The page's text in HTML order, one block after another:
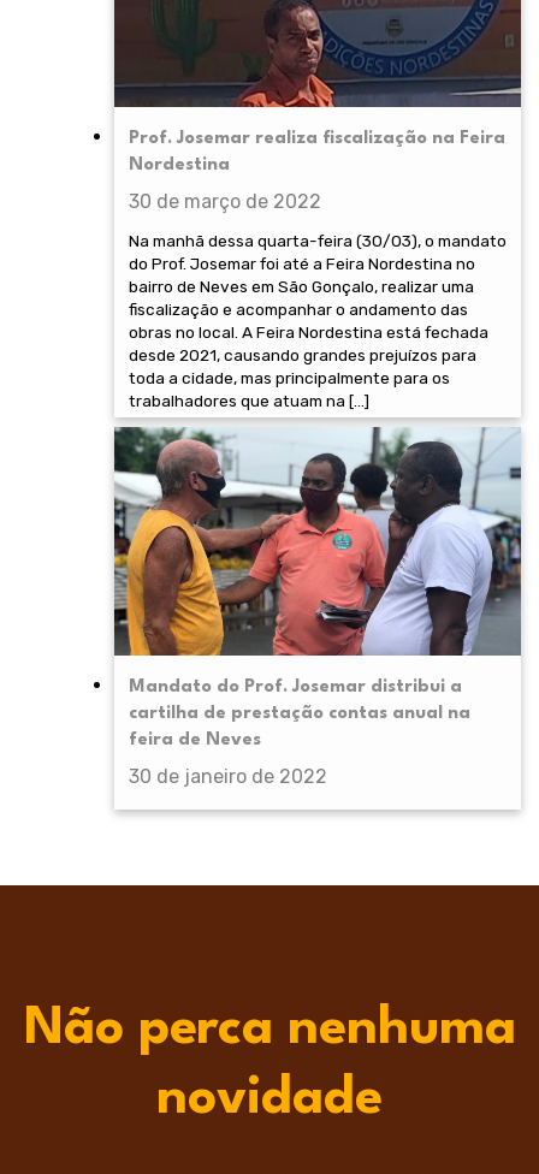
Prof. Josemar realiza fiscalização na Feira
Nordestina
30 de março de 2022
Na manhã dessa quarta-feira (30/03), o mandato
do Prof. Josemar foi até a Feira Nordestina no
bairro de Neves em São Gonçalo, realizar uma
fiscalização e acompanhar o andamento das
obras no local. A Feira Nordestina está fechada
desde 2021, causando grandes prejuízos para
toda a cidade, mas principalmente para os
trabalhadores que atuam na […]
Mandato do Prof. Josemar distribui a
cartilha de prestação contas anual na
feira de Neves
30 de janeiro de 2022
Não perca nenhuma
novidade